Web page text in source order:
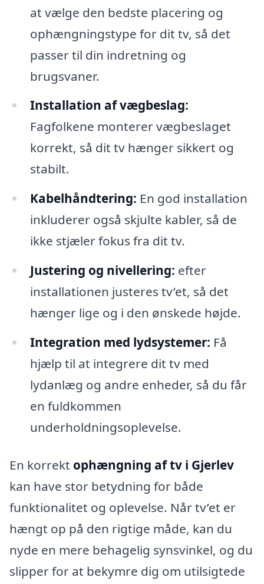
at vælge den bedste placering og
ophængningstype for dit tv, så det
passer til din indretning og
brugsvaner.
Installation af vægbeslag:
Fagfolkene monterer vægbeslaget
korrekt, så dit tv hænger sikkert og
stabilt.
Kabelhåndtering: En god installation
inkluderer også skjulte kabler, så de
ikke stjæler fokus fra dit tv.
Justering og nivellering: efter
installationen justeres tv’et, så det
hænger lige og i den ønskede højde.
Integration med lydsystemer: Få
hjælp til at integrere dit tv med
lydanlæg og andre enheder, så du får
en fuldkommen
underholdningsoplevelse.
En korrekt ophængning af tv i Gjerlev
kan have stor betydning for både
funktionalitet og oplevelse. Når tv’et er
hængt op på den rigtige måde, kan du
nyde en mere behagelig synsvinkel, og du
slipper for at bekymre dig om utilsigtede